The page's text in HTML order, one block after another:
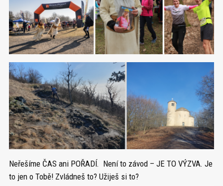
Neřešíme ČAS ani POŘADÍ. Není to závod – JE TO VÝZVA. Je
to jen o Tobě! Zvládneš to? Užiješ si to?